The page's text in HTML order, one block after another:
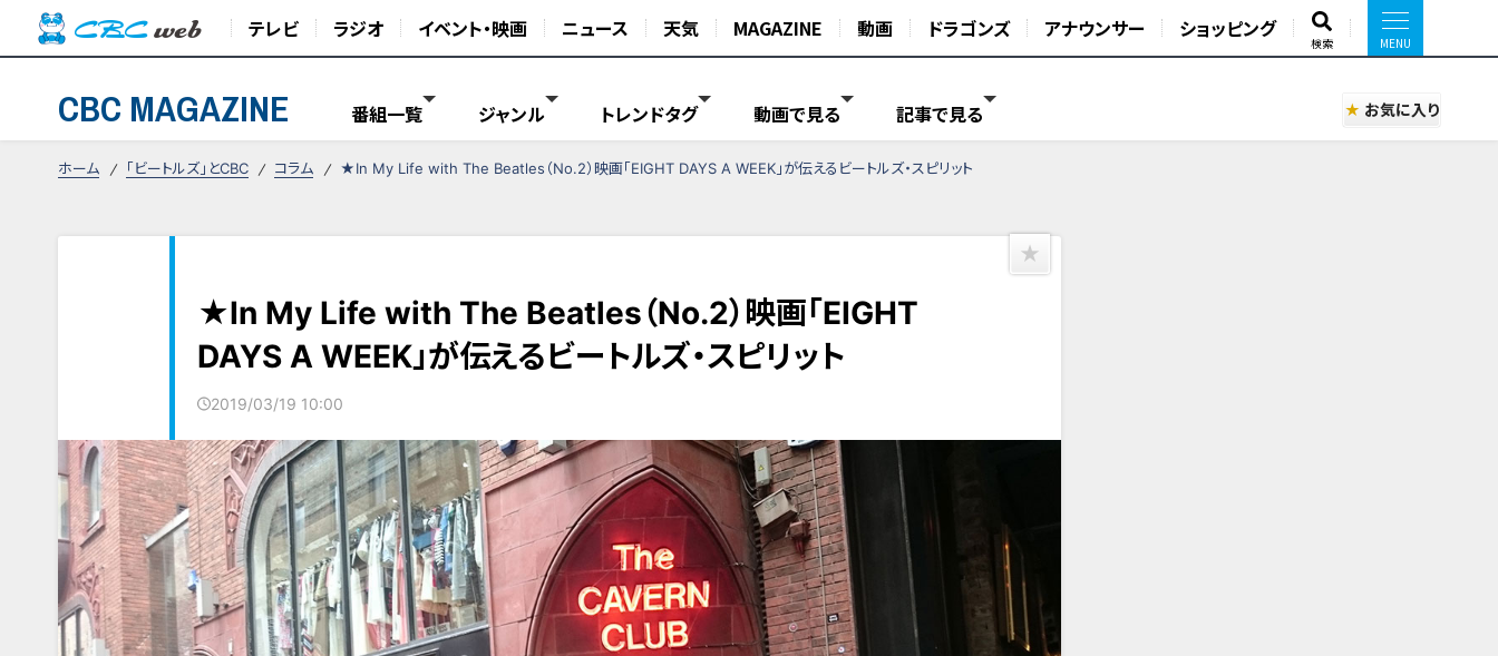
テレビ ラジオ イベント・映画 ニュース 天気 MAGAZINE 動画 ドラゴンズ アナウンサー ショッピング
検索
CBC MAGAZINE 番組一覧 ジャンル トレンドタグ 動画で見る 記事で見る お気に入り
ホーム 「ビートルズ」とCBC コラム ★In My Life with The Beatles（No.2）映画「EIGHT DAYS A WEEK」が伝えるビートルズ・スピリット
★In My Life with The Beatles（No.2）映画「EIGHT
DAYS A WEEK」が伝えるビートルズ・スピリット
2019/03/19 10:00